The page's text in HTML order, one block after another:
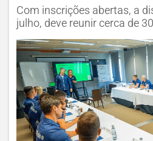
Com inscrições abertas, a
julho, deve reunir cerca de